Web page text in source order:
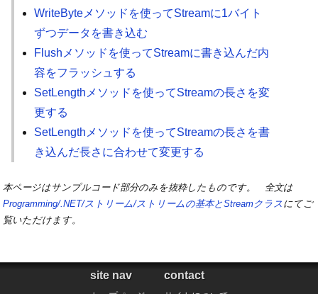
WriteByteメソッドを使ってStreamに1バイト
ずつデータを書き込む
Flushメソッドを使ってStreamに書き込んだ内
容をフラッシュする
SetLengthメソッドを使ってStreamの長さを変
更する
SetLengthメソッドを使ってStreamの長さを書
き込んだ長さに合わせて変更する
本ページはサンプルコード部分のみを抜粋したものです。 全文は
Programming/.NET/ストリーム/ストリームの基本とStreamクラス にてご
覧いただけます。
site nav contact